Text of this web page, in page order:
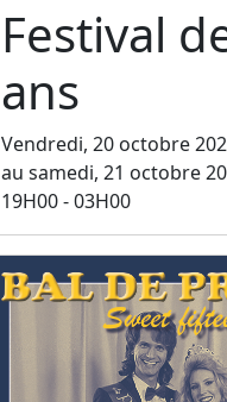
Festival
ans
Vendredi, 20 octobre
au samedi, 21 octobre
19H00 - 03H00